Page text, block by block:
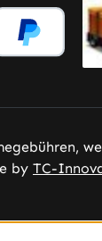
by TC-